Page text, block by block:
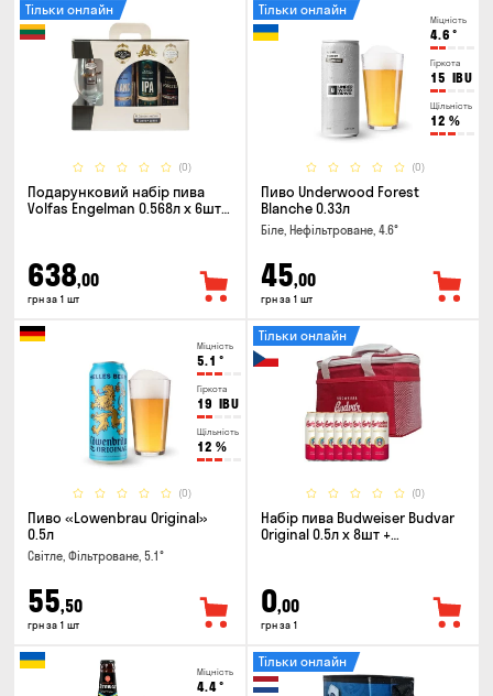
(0)
Тільки онлайн
Подарунковий набір пива
Volfas Engelman 0.568л x 6шт +
638,00
грн за 1 шт
Міцність
4.6 °
Гіркота
15 IBU
Щільність
12 %
(0)
Тільки онлайн
Пиво Underwood Forest
Blanche 0.33л
Біле, Нефільтроване, 4.6°
45,00
грн за 1 шт
Міцність
5.1 °
Гіркота
19 IBU
Щільність
12 %
(0)
Пиво «Lowenbrau Original»
0.5л
Світле, Фільтроване, 5.1°
55,50
грн за 1 шт
(0)
Тільки онлайн
Набір пива Budweiser Budvar
Original 0.5л х 8шт +
0,00
грн за 1
Міцність
4.4°
Тільки онлайн